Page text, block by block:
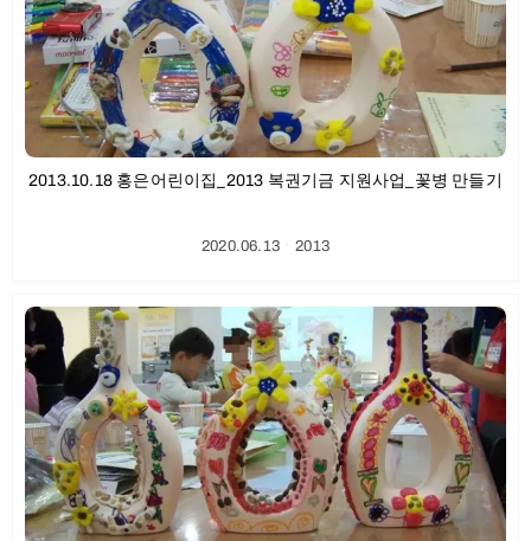
2013.10.18 홍은어린이집_2013 복권기금 지원사업_꽃병 만들기
2020.06.13ㆍ2013